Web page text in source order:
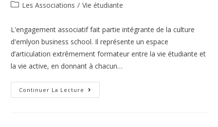
Les Associations / Vie étudiante
L'engagement associatif fait partie intégrante de la culture
d'emlyon business school. Il représente un espace
d’articulation extrêmement formateur entre la vie étudiante et
la vie active, en donnant à chacun…
Continuer La Lecture